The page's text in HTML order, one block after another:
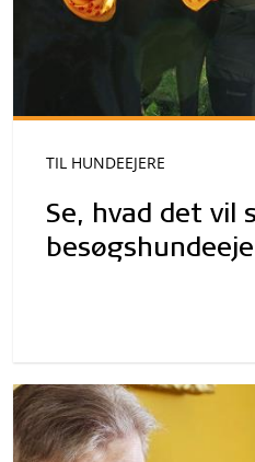
TIL HUNDEEJERE
Se, hvad det vil